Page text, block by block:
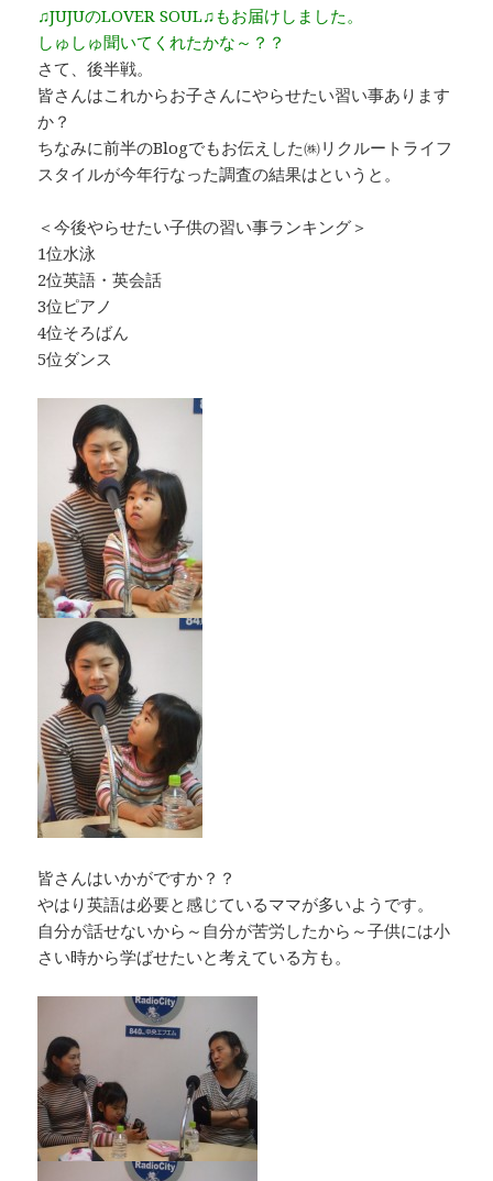
♫JUJUのLOVER SOUL♫もお届けしました。
しゅしゅ聞いてくれたかな～？？
さて、後半戦。
皆さんはこれからお子さんにやらせたい習い事あります
か？
ちなみに前半のBlogでもお伝えした㈱リクルートライフ
スタイルが今年行なった調査の結果はというと。
＜今後やらせたい子供の習い事ランキング＞
1位水泳
2位英語・英会話
3位ピアノ
4位そろばん
5位ダンス
皆さんはいかがですか？？
やはり英語は必要と感じているママが多いようです。
自分が話せないから～自分が苦労したから～子供には小
さい時から学ばせたいと考えている方も。